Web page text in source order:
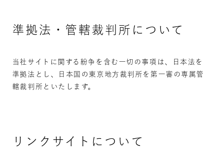
準拠法・管轄裁判所について
当社サイトに関する紛争を含む一切の事項は、日本法を
準拠法とし、日本国の東京地方裁判所を第一審の専属管
轄裁判所といたします。
リンクサイトについて